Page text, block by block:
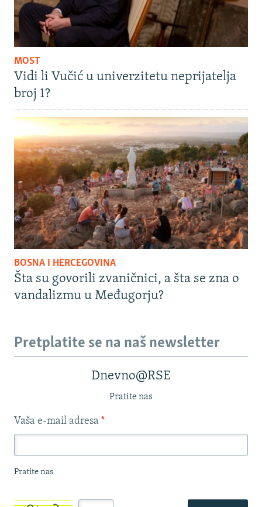
MOST
Vidi li Vučić u univerzitetu neprijatelja
broj 1?
BOSNA I HERCEGOVINA
Šta su govorili zvaničnici, a šta se zna o
vandalizmu u Međugorju?
Pretplatite se na naš newsletter
Dnevno@RSE
Pratite nas
Vaša e-mail adresa *
Pratite nas